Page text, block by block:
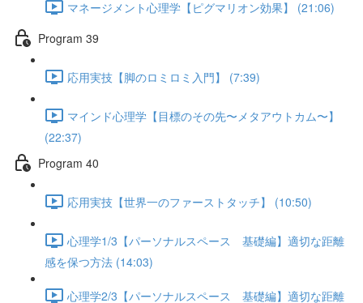
マネージメント心理学【ピグマリオン効果】 (21:06)
Program 39
応用実技【脚のロミロミ入門】 (7:39)
マインド心理学【目標のその先〜メタアウトカム〜】
(22:37)
Program 40
応用実技【世界一のファーストタッチ】 (10:50)
心理学1/3【パーソナルスペース 基礎編】適切な距離
感を保つ方法 (14:03)
心理学2/3【パーソナルスペース 基礎編】適切な距離